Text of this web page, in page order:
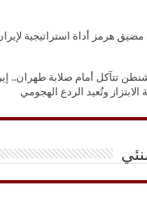
هرمز أداة استراتيجية
تتآكل أمام صلابة طهران..
وتُعيد الردع الهجومي